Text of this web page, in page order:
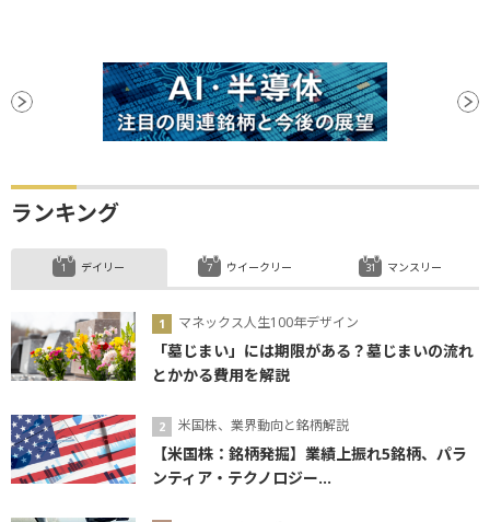
ランキング
デイリー
マネックス人生100年デザイン
「墓じまい」には期限がある？墓じまいの流れ
とかかる費用を解説
米国株、業界動向と銘柄解説
【米国株：銘柄発掘】業績上振れ5銘柄、パラ
ンティア・テクノロジー...
ウイークリー マンスリー